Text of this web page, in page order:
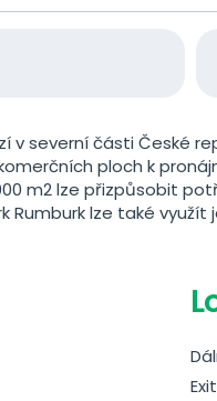
v severní části České
ploch k
m2 lze přizpůsobit
Rumburk lze také